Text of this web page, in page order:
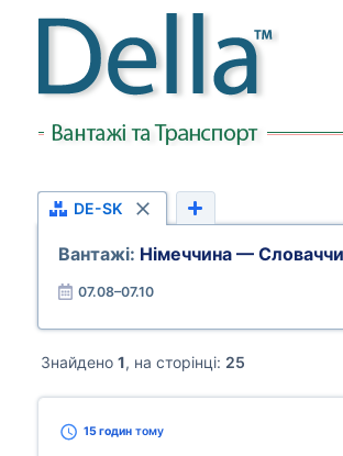
DE-SK
Вантажі: Німеччина —
07.08–07.10
Знайдено 1, на сторінці: 25
15 годин тому